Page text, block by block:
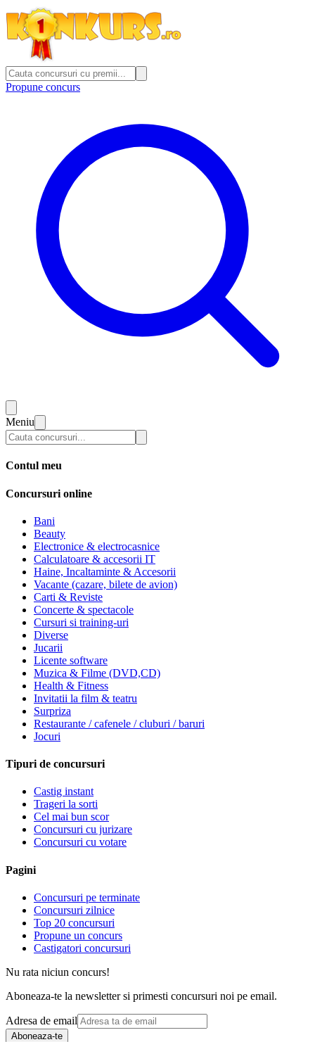
Propune concurs
Meniu
Contul meu
Concursuri online
Bani
Beauty
Electronice & electrocasnice
Calculatoare & accesorii IT
Haine, Incaltaminte & Accesorii
Vacante (cazare, bilete de avion)
Carti & Reviste
Concerte & spectacole
Cursuri si training-uri
Diverse
Jucarii
Licente software
Muzica & Filme (DVD,CD)
Health & Fitness
Invitatii la film & teatru
Surpriza
Restaurante / cafenele / cluburi / baruri
Jocuri
Tipuri de concursuri
Castig instant
Trageri la sorti
Cel mai bun scor
Concursuri cu jurizare
Concursuri cu votare
Pagini
Concursuri pe terminate
Concursuri zilnice
Top 20 concursuri
Propune un concurs
Castigatori concursuri
Nu rata niciun concurs!
Aboneaza-te la newsletter si primesti concursuri noi pe email.
Adresa de email
Aboneaza-te